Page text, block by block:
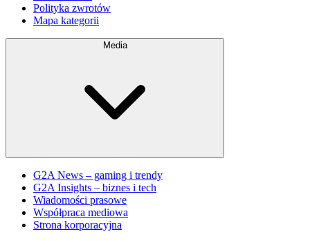
Polityka zwrotów
Mapa kategorii
Media
G2A News – gaming i trendy
G2A Insights – biznes i tech
Wiadomości prasowe
Współpraca mediowa
Strona korporacyjna